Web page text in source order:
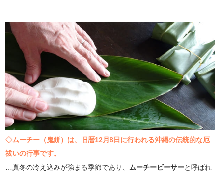
◇ムーチー（鬼餅）は、旧暦12月8日に行われる沖縄の伝統的な厄
祓いの行事です。
…真冬の冷え込みが強まる季節であり、 ムーチービーサーと呼ばれ